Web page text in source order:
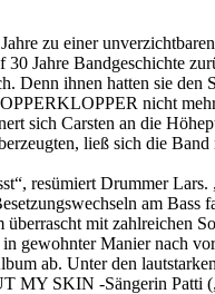
zu einer
Jahre Bandgeschichte
ihnen hatten sie den
nicht
sich Carsten an die
ließ sich die Band
resümiert Drummer
am
mit zahlreichen
gewohnter Manier nach
ab. Unter den
SKIN -Sängerin Patti